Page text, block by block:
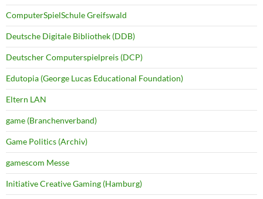
ComputerSpielSchule Greifswald
Deutsche Digitale Bibliothek (DDB)
Deutscher Computerspielpreis (DCP)
Edutopia (George Lucas Educational Foundation)
Eltern LAN
game (Branchenverband)
Game Politics (Archiv)
gamescom Messe
Initiative Creative Gaming (Hamburg)